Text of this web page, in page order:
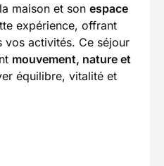
maison et son espace
expérience, offrant
vos activités. Ce séjour
mouvement, nature et
équilibre, vitalité et